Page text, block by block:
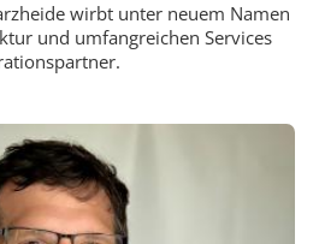
wirbt unter neuem Namen
und umfangreichen Services